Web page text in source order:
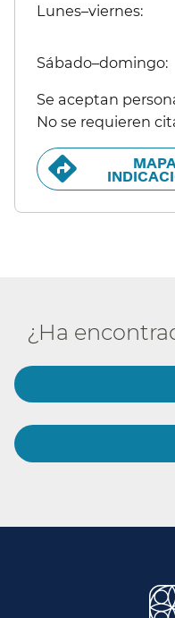
Lunes–viernes:​​
Sábado–domingo:​​
Se aceptan
No se requieren
¿Ha